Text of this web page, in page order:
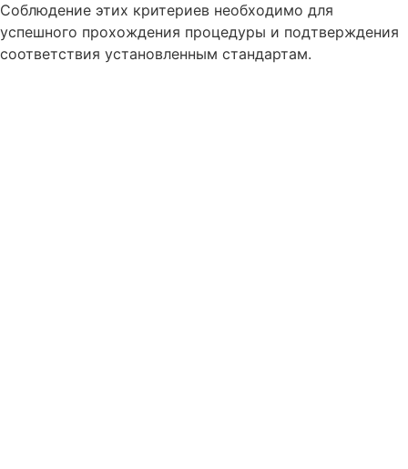
Соблюдение этих критериев необходимо для
успешного прохождения процедуры и подтверждения
соответствия установленным стандартам.